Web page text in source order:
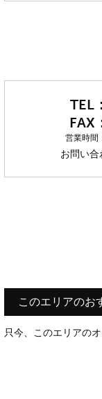
営業時間
お問い合
このエリアのお
只今、このエリアの